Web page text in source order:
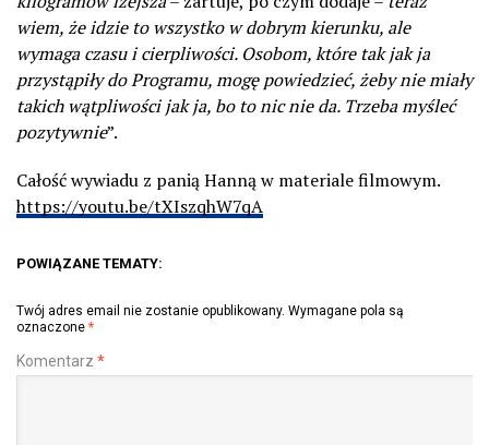
wiem, że idzie to wszystko w dobrym kierunku, ale
wymaga czasu i cierpliwości. Osobom, które tak jak ja
przystąpiły do Programu, mogę powiedzieć, żeby nie miały
takich wątpliwości jak ja, bo to nic nie da. Trzeba myśleć
pozytywnie”.
Całość wywiadu z panią Hanną w materiale filmowym.
https://youtu.be/tXIszqhW7qA
POWIĄZANE TEMATY:
Twój adres email nie zostanie opublikowany. Wymagane pola są
oznaczone *
Komentarz *